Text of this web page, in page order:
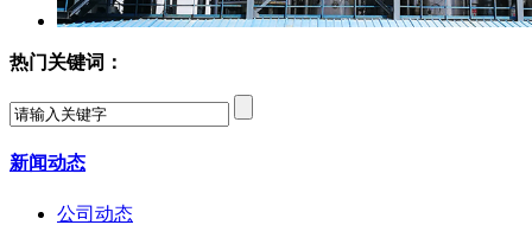
热门关键词：
新闻动态
公司动态